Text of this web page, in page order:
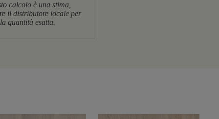
calcolo è una stima,
il distributore locale per
la quantità esatta.